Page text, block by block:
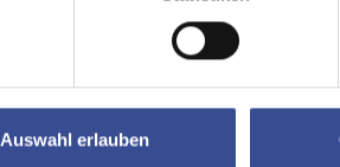
Auswahl erlauben
Geben Sie bitte den Text in